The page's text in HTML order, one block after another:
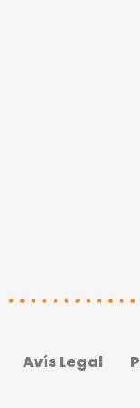
Avís Legal